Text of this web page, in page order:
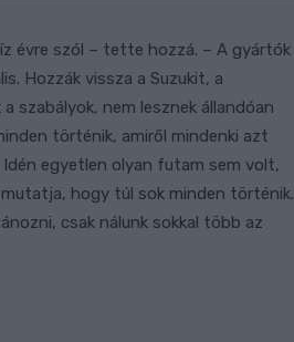
évre szól – tette hozzá. – A gyártók
Hozzák vissza a Suzukit, a
szabályok, nem lesznek állandóan
történik, amiről mindenki azt
egyetlen olyan futam sem volt,
hogy túl sok minden történik.
csak nálunk sokkal több az